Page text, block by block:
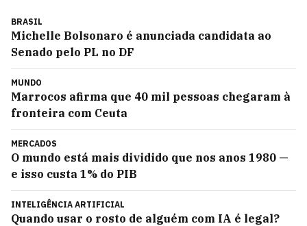
BRASIL
Michelle Bolsonaro é anunciada candidata ao
Senado pelo PL no DF
MUNDO
Marrocos afirma que 40 mil pessoas chegaram à
fronteira com Ceuta
MERCADOS
O mundo está mais dividido que nos anos 1980 —
e isso custa 1% do PIB
INTELIGÊNCIA ARTIFICIAL
Quando usar o rosto de alguém com IA é legal?